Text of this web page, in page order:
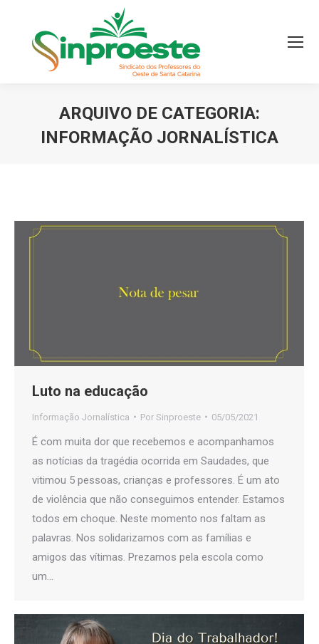
ARQUIVO DE CATEGORIA:
INFORMAÇÃO JORNALÍSTICA
Luto na educação
Informação Jornalística Por Sinproeste 05/05/2021
É com muita dor que recebemos e acompanhamos
as notícias da tragédia ocorrida em Saudades, que
vitimou 5 pessoas, crianças e professores. É um ato
de violência que não conseguimos entender. Estamos
todos em choque. Neste momento nos faltam as
palavras. Nos solidarizamos com as famílias e
amigos das vítimas. Prezamos pela escola como
um…